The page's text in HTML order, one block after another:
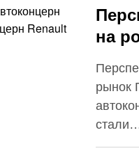
на
рынок